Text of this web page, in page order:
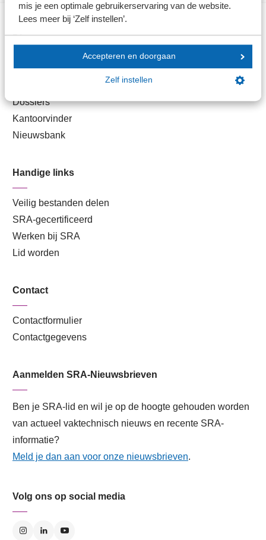
mis je een optimale gebruikerservaring van de website.
Lees meer bij ‘Zelf instellen’.
Accepteren en doorgaan
Zelf instellen
Direct naar
Stel je vaktechnische vraag
Dossiers
Kantoorvinder
Nieuwsbank
Handige links
Veilig bestanden delen
SRA-gecertificeerd
Werken bij SRA
Lid worden
Contact
Contactformulier
Contactgegevens
Aanmelden SRA-Nieuwsbrieven
Ben je SRA-lid en wil je op de hoogte gehouden worden
van actueel vaktechnisch nieuws en recente SRA-
informatie?
Meld je dan aan voor onze nieuwsbrieven.
Volg ons op social media